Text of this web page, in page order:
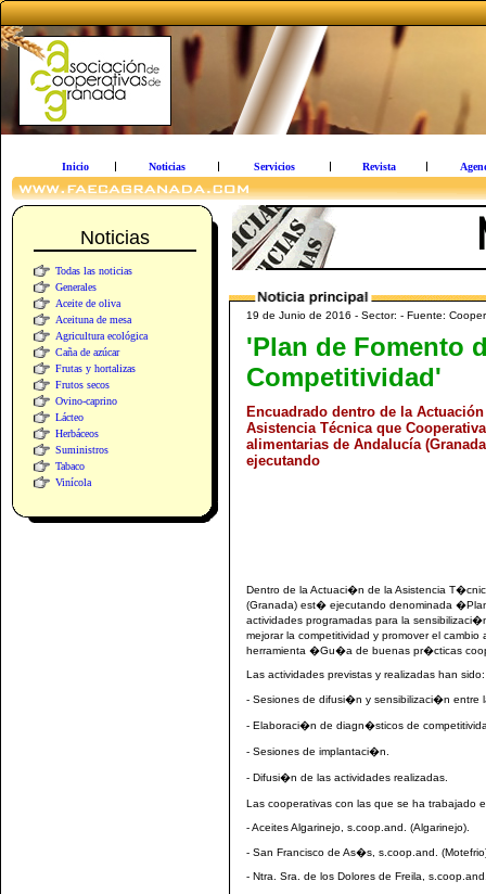
Inicio Noticias Servicios Revista
Noticias
Todas las noticias
Generales
Aceite de oliva
Aceituna de mesa
Agricultura ecológica
Caña de azúcar
Frutas y hortalizas
Frutos secos
Ovino-caprino
Lácteo
Herbáceos
Suministros
Tabaco
Vinícola
19 de Junio de 2016 - Sector: - Fuente:
'Plan de Fomento
Competitividad'
Encuadrado dentro de la
Asistencia Técnica que
alimentarias de Andalucía
ejecutando
Dentro de la Actuaci�n de la Asistencia
(Granada) est� ejecutando denominada
actividades programadas para la
mejorar la competitividad y promover el
herramienta �Gu�a de buenas pr�cticas
Las actividades previstas y realizadas han sido:
- Sesiones de difusi�n y sensibilizaci�n entre
- Elaboraci�n de diagn�sticos de
- Sesiones de implantaci�n.
- Difusi�n de las actividades realizadas.
Las cooperativas con las que se ha trabajado
- Aceites Algarinejo, s.coop.and. (Algarinejo).
- San Francisco de As�s, s.coop.and.
- Ntra. Sra. de los Dolores de Freila,